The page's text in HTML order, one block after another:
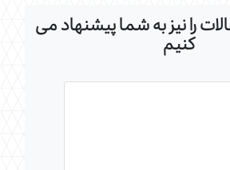
را نیز به شما پیشنهاد می
کنیم